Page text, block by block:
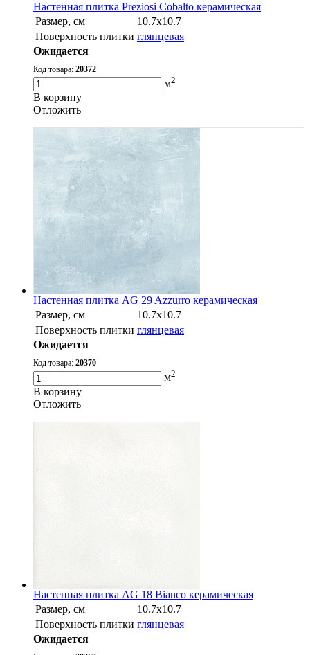
Настенная плитка Preziosi Cobalto керамическая
Размер, см
10.7х10.7
Поверхность плитки глянцевая
Ожидается
Код товара: 20372
м2
В корзину
Oтложить
Настенная плитка AG 29 Azzurro керамическая
Размер, см
10.7х10.7
Поверхность плитки глянцевая
Ожидается
Код товара: 20370
м2
В корзину
Oтложить
Настенная плитка AG 18 Bianco керамическая
Размер, см
10.7х10.7
Поверхность плитки глянцевая
Ожидается